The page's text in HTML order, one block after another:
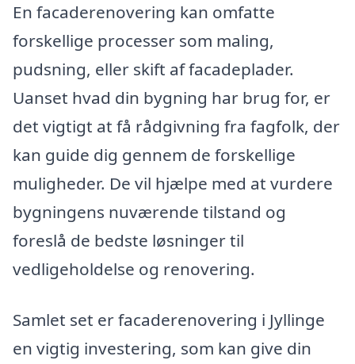
En facaderenovering kan omfatte
forskellige processer som maling,
pudsning, eller skift af facadeplader.
Uanset hvad din bygning har brug for, er
det vigtigt at få rådgivning fra fagfolk, der
kan guide dig gennem de forskellige
muligheder. De vil hjælpe med at vurdere
bygningens nuværende tilstand og
foreslå de bedste løsninger til
vedligeholdelse og renovering.
Samlet set er facaderenovering i Jyllinge
en vigtig investering, som kan give din